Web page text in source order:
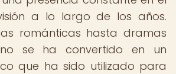
a lo largo de los años.
románticas hasta dramas
se ha convertido en un
que ha sido utilizado para